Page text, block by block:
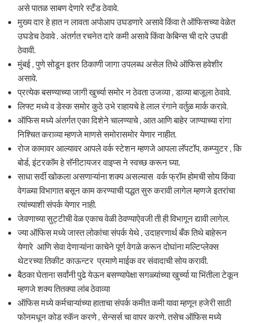
असे पातळ साबण देणारे स्टँड ठेवावे.
मुख्य दार हे हात न लावता अपोआप उघडणारे असावे किंवा ते ऑफिसच्या वेळेत
उघडेच ठेवावे . अंतर्गत रचनेत दारे कमी असावे किंवा केबिन्स ची दारे उघडी
ठेवावी.
मुंबई , पुणे सोडून इतर ठिकाणी जागा उपलब्ध असेल तिथे ऑफिस हवेशीर
असावे.
प्रत्येक बसण्याच्या जागी खुर्च्या समोर न ठेवता उजव्या , डाव्या बाजूला ठेवावे.
लिफ्ट मध्ये व डेस्क समोर कुठे उभे राहायचे हे लाल रंगाने वर्तुळ मार्क करावे.
ऑफिस मध्ये अंतर्गत एका दिशेने चालण्याचे , आत आणि बाहेर जाण्याच्या रांगा
निश्चित कराव्या म्हणजे माणसे समोरासमोर येणार नाहीत.
रोज कामावर आल्यावर आपले वर्क स्टेशन म्हणजे आपला लॅपटॉप, कम्प्युटर , कि
बोर्ड, इंटरकॉम हे सॅनीटायजर वाइप्स ने स्वच्छ करून घ्या.
साधा सर्दी खोकला असणाऱ्यांना शक्य असल्यास वर्क फ्रॉम होमची सोय किंवा
वेगळ्या विभागात बसून काम करण्याची पद्धत सुरु करावी लागेल म्हणजे इतरांचा
त्यांच्याशी संपर्क येणार नाही.
जेवणाच्या सुट्टीची वेळ एकाच वेळी ठेवण्याऐवजी ती ही विभागून द्यावी लागेल.
ज्या ऑफिस मध्ये जास्त लोकांचा संपर्क येथे , उदाहरणार्थ बँक तिथे बाहेरून
येणारे आणि सेवा देणाऱ्यांना काचेने पूर्ण वेगळे करून दोघांना मल्टिप्लेक्स
थेटरच्या तिकीट काऊन्टर प्रमाणे माईक वर संवादाची सोय करावी.
बैठका घेताना सर्वांनी पुढे येऊन बसण्यापेक्षा सगळ्यांच्या खुर्च्या या भिंतीला टेकून
म्हणजे शक्य तितक्या लांब ठेवाव्या
ऑफिस मध्ये कर्मचाऱ्यांच्या हाताचा संपर्क कमीत कमी यावा म्हणून हजेरी साठी
फोनमधून कोड स्कॅन करणे , सेन्सर्स चा वापर करणे. तसेच ऑफिस मध्ये